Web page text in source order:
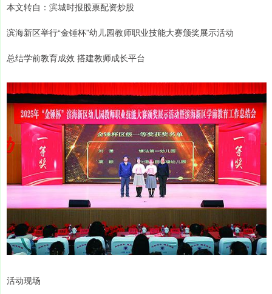
本文转自：滨城时报股票配资炒股
滨海新区举行“金锤杯”幼儿园教师职业技能大赛颁奖展示活动
总结学前教育成效 搭建教师成长平台
活动现场